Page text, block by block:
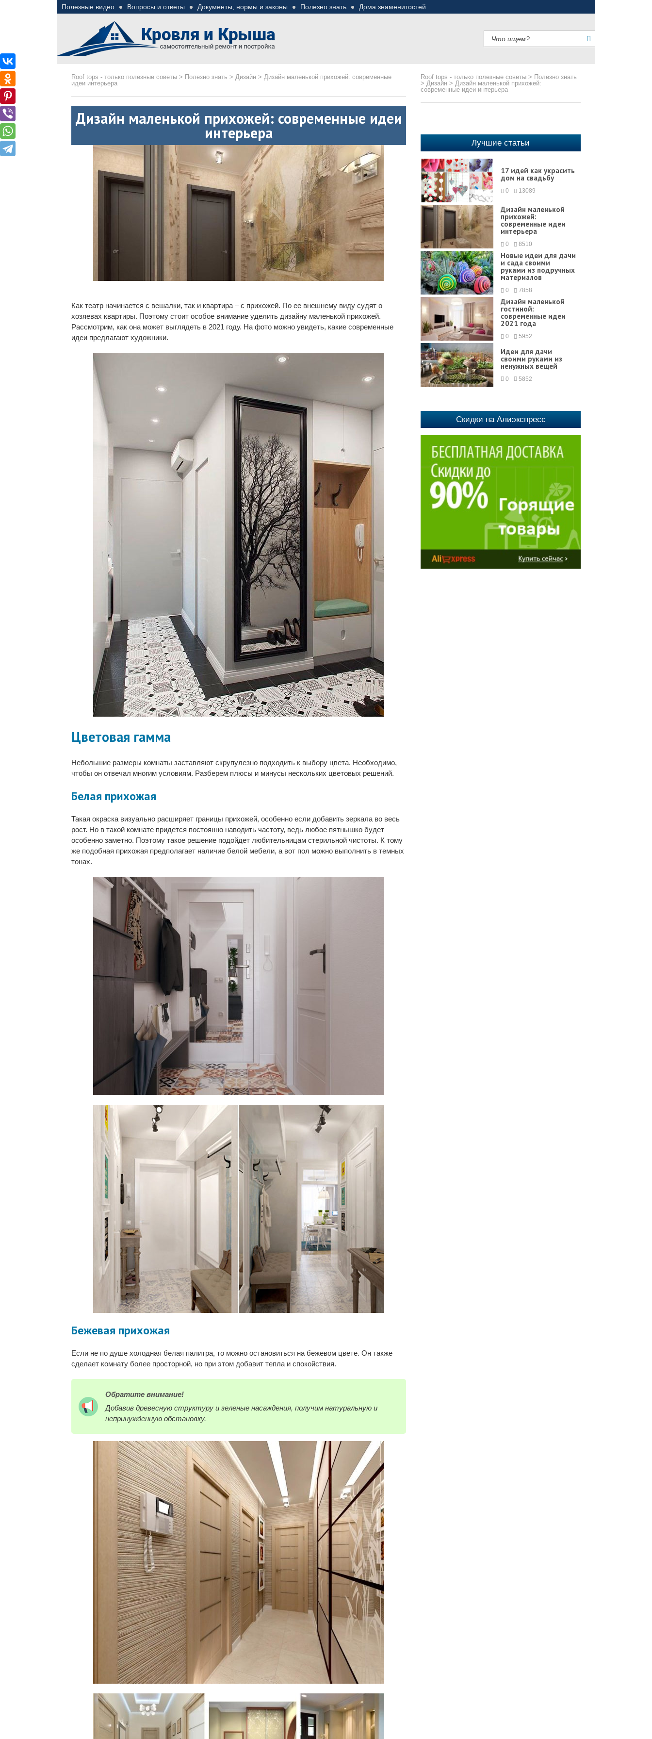
Полезные видео Вопросы и ответы Документы, нормы и законы Полезно знать Дома знаменитостей
Roof tops - только полезные советы > Полезно знать > Дизайн > Дизайн маленькой прихожей: современные
идеи интерьера
Дизайн маленькой прихожей: современные идеи
интерьера
Как театр начинается с вешалки, так и квартира – с прихожей. По ее внешнему виду судят о
хозяевах квартиры. Поэтому стоит особое внимание уделить дизайну маленькой прихожей.
Рассмотрим, как она может выглядеть в 2021 году. На фото можно увидеть, какие современные
идеи предлагают художники.
Цветовая гамма
Небольшие размеры комнаты заставляют скрупулезно подходить к выбору цвета. Необходимо,
чтобы он отвечал многим условиям. Разберем плюсы и минусы нескольких цветовых решений.
Белая прихожая
Такая окраска визуально расширяет границы прихожей, особенно если добавить зеркала во весь
рост. Но в такой комнате придется постоянно наводить частоту, ведь любое пятнышко будет
особенно заметно. Поэтому такое решение подойдет любительницам стерильной чистоты. К тому
же подобная прихожая предполагает наличие белой мебели, а вот пол можно выполнить в темных
тонах.
Бежевая прихожая
Если не по душе холодная белая палитра, то можно остановиться на бежевом цвете. Он также
сделает комнату более просторной, но при этом добавит тепла и спокойствия.
Обратите внимание!
Добавив древесную структуру и зеленые насаждения, получим натуральную и
непринужденную обстановку.
Roof tops - только полезные советы > Полезно знать
> Дизайн > Дизайн маленькой прихожей:
современные идеи интерьера
Лучшие статьи
17 идей как украсить
дом на свадьбу
0 13089
Дизайн маленькой
прихожей:
современные идеи
интерьера
0 8510
Новые идеи для дачи
и сада своими
руками из подручных
материалов
0 7858
Дизайн маленькой
гостиной:
современные идеи
2021 года
0 5952
Идеи для дачи
своими руками из
ненужных вещей
0 5852
Скидки на Алиэкспресс